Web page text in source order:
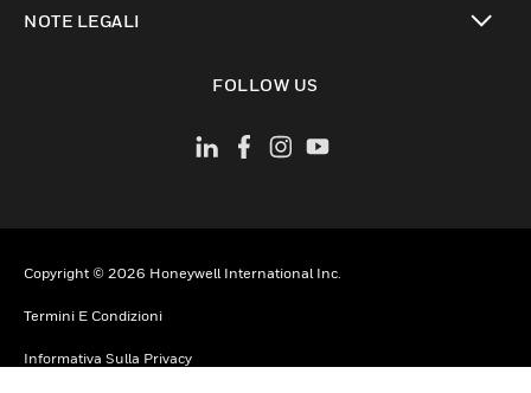
NOTE LEGALI
FOLLOW US
Copyright © 2026 Honeywell International Inc.
Termini E Condizioni
Informativa Sulla Privacy